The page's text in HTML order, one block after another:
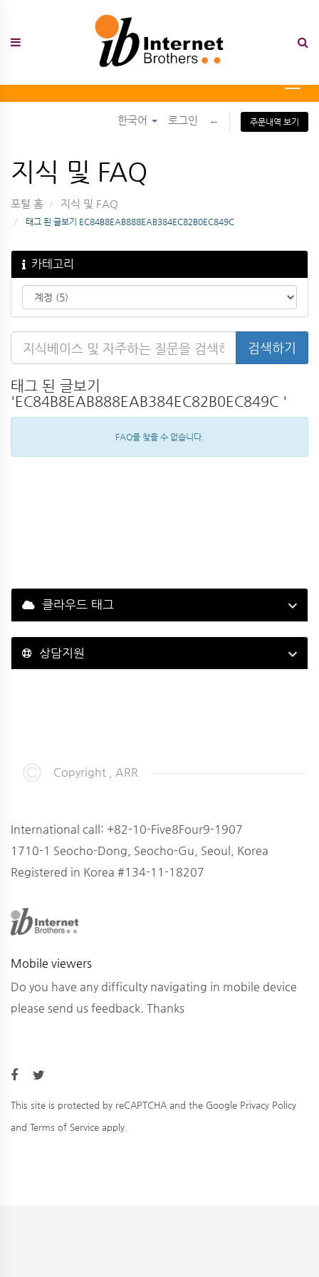
content
한국어 로그인 ← 주문내역 보기
지식 및 FAQ
포털 홈 지식 및 FAQ
태그 된 글보기 EC84B8EAB888EAB384EC82B0EC849C
카테고리
태그 된 글보기
'EC84B8EAB888EAB384EC82B0EC849C '
FAQ를 찾을 수 없습니다.
클라우드 태그
상담지원
Copyright , ARR
International call: +82-10-Five8Four9-1907
1710-1 Seocho-Dong, Seocho-Gu, Seoul, Korea
Registered in Korea #134-11-18207
Mobile viewers
Do you have any difficulty navigating in mobile device
please send us feedback. Thanks
This site is protected by reCAPTCHA and the Google Privacy Policy
and Terms of Service apply.